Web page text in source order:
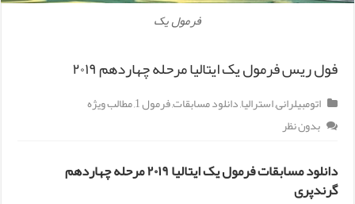
فرمول یک
فول ریس فرمول یک ایتالیا مرحله چهاردهم ۲۰۱۹
اتومبیلرانی,استرالیا,دانلود مسابقات,فرمول 1 ,مطالب ویژه
بدون نظر
دانلود مسابقات فرمول یک ایتالیا ۲۰۱۹ مرحله چهاردهم
گرندپری